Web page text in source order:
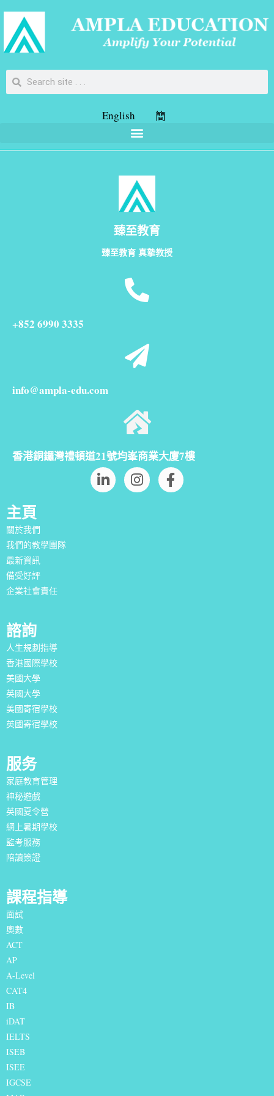
English 簡
臻至教育
臻至教育 真摯教授
+852 6990 3335
info@ampla-edu.com
香港銅鑼灣禮頓道21號均峯商業大廈7樓
主頁
關於我們
我們的教學團隊
最新資訊
備受好評
企業社會責任
諮詢
人生規劃指導
香港國際學校
美國大學
英國大學
美國寄宿學校
英國寄宿學校
服务
家庭教育管理
神秘遊戲
英國夏令營
網上暑期學校
監考服務
陪讀簽證
課程指導
面試
奧數
ACT
AP
A-Level
CAT4
IB
iDAT
IELTS
ISEB
ISEE
IGCSE